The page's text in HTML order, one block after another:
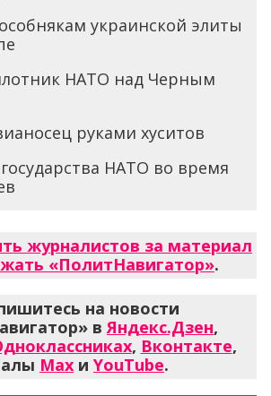
украинской элиты
НАТО над Черным
руками хуситов
НАТО во время
журналистов за материал
«ПолитНавигатор».
на новости
вЯндекс.Дзен,
, Вконтакте,
Max и YouTube.